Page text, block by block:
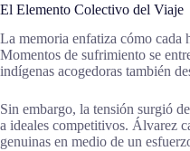
El Elemento Colectivo del Viaje
La memoria enfatiza cómo cada
Momentos de sufrimiento se
indígenas acogedoras también
Sin embargo, la tensión surgió
a ideales competitivos. Álvarez
genuinas en medio de un